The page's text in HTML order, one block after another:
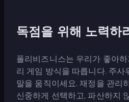
독점을 위해 노력하
폴리비즈니스는 우리가 좋아
리 게임 방식을 따릅니다. 주사
말을 움직이세요. 재정을 관리
신중하게 선택하고, 파산하지